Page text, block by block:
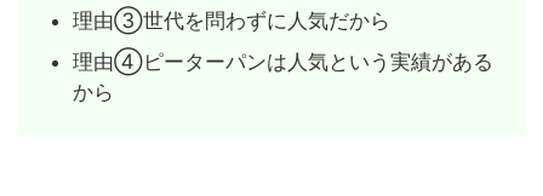
理由③世代を問わずに人気だから
理由④ピーターパンは人気という実績がある
から